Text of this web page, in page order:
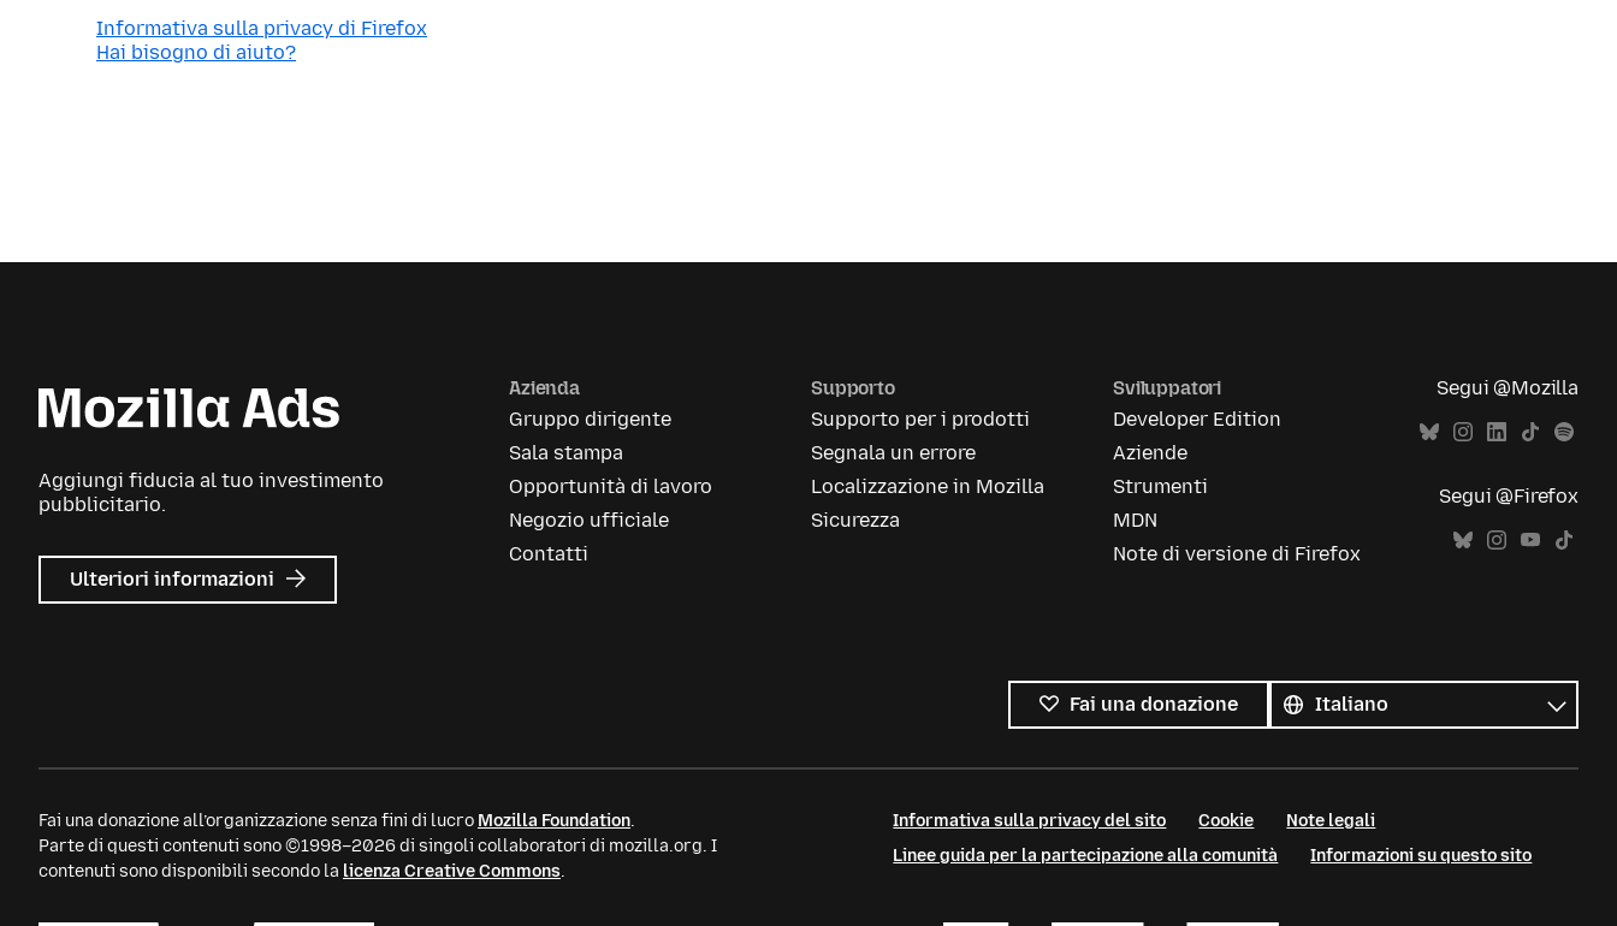
Informativa sulla privacy di Firefox
Hai bisogno di aiuto?
Aggiungi fiducia al tuo investimento
pubblicitario.
Ulteriori informazioni su
Mozilla
Azienda
Gruppo dirigente
Sala stampa
Opportunità di lavoro
Negozio ufficiale
Contatti
Supporto
Supporto per i prodotti
Segnala un errore
Localizzazione in Mozilla
Sicurezza
Sviluppatori
Developer Edition
Aziende
Strumenti
MDN
Note di versione di Firefox
Segui @Mozilla
Segui @Firefox
Fai una donazione
le
lingue
Lingua
Fai una donazione all’organizzazione senza fini di lucro Mozilla Foundation.
Parte di questi contenuti sono ©1998–2026 di singoli collaboratori di mozilla.org. I
contenuti sono disponibili secondo la licenza Creative Commons.
Informativa sulla privacy del sito Cookie
Note legali
Linee guida per la partecipazione alla comunità
Informazioni su questo sito